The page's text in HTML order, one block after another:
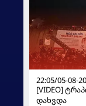
22:05/05-08-
[VIDEO]
დახვდა